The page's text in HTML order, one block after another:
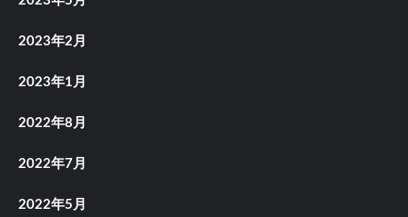
2023年2月
2023年1月
2022年8月
2022年7月
2022年5月